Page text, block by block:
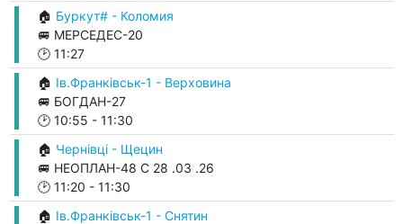
🏠 Буркут# - Коломия
🚐 МЕРСЕДЕС-20
🕑 11:27
🏠 Ів.Франківськ-1 - Верховина
🚐 БОГДАН-27
🕑 10:55 - 11:30
🏠 Чернівці - Щецин
🚐 НЕОПЛАН-48 С 28 .03 .26
🕑 11:20 - 11:30
🏠 Ів.Франківськ-1 - Снятин